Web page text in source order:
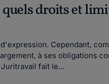
droits et
Cependant,
à ses obligations
fait le...